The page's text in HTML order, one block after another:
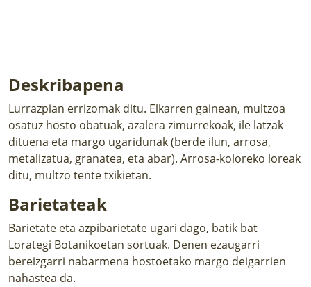
Deskribapena
Lurrazpian errizomak ditu. Elkarren gainean, multzoa
osatuz hosto obatuak, azalera zimurrekoak, ile latzak
dituena eta margo ugaridunak (berde ilun, arrosa,
metalizatua, granatea, eta abar). Arrosa-koloreko loreak
ditu, multzo tente txikietan.
Barietateak
Barietate eta azpibarietate ugari dago, batik bat
Lorategi Botanikoetan sortuak. Denen ezaugarri
bereizgarri nabarmena hostoetako margo deigarrien
nahastea da.